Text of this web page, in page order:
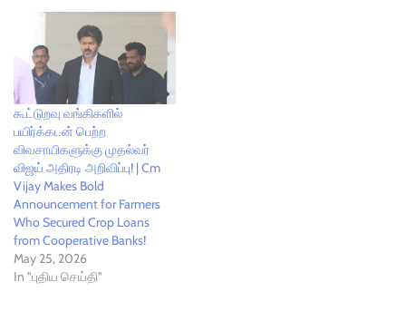
கூட்டுறவு வங்கிகளில்
பயிர்க்கடன் பெற்ற
விவசாயிகளுக்கு முதல்வர்
விஜய் அதிரடி அறிவிப்பு! | Cm
Vijay Makes Bold
Announcement for Farmers
Who Secured Crop Loans
from Cooperative Banks!
May 25, 2026
In "புதிய செய்தி"